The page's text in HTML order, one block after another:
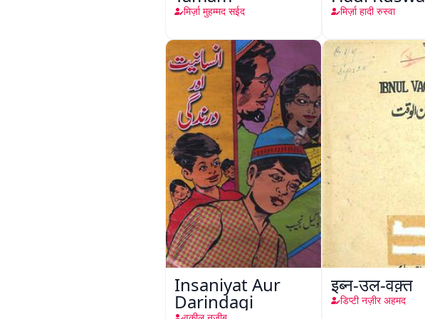
मिर्ज़ा मुहम्मद सईद मिर्ज़ा हादी रुस्वा
Insaniyat Aur
Darindagi
इब्न-उल-वक़्त
डिप्टी नज़ीर अहमद